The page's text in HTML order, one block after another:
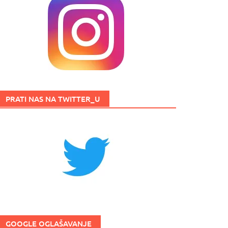
PRATI NAS NA TWITTER_U
GOOGLE OGLAŠAVANJE